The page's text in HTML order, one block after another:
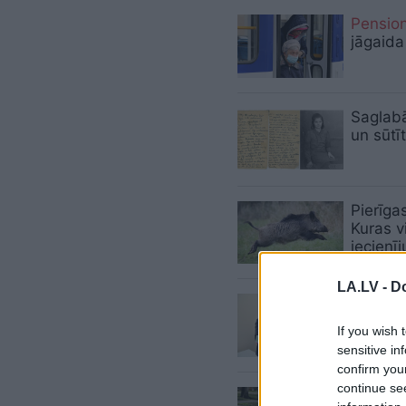
LA.LV -
If you wish
sensitive
confirm
continue
jāgaida
un
Kuras
Rīga